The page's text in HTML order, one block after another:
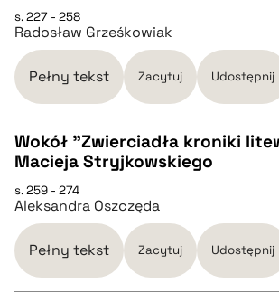
pobierz cytat
BIBTEX
pobierz cytat
s. 227 - 258
Radosław Grześkowiak
Pełny tekst Zacytuj Udostępnij
CZYSTY TEKST
pobierz cytat
BIBTEX
Wokół "Zwierciadła kroniki
Macieja Stryjkowskiego
s. 259 - 274
Aleksandra Oszczęda
Pełny tekst Zacytuj Udostępnij